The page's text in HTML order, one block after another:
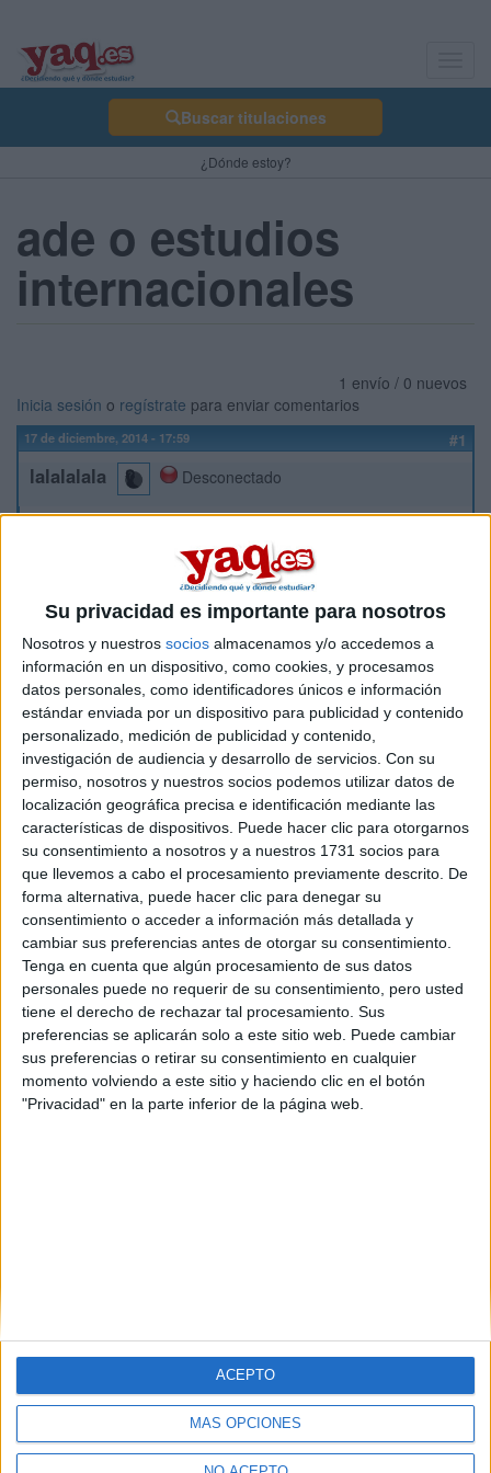
Su privacidad es importante para nosotros
Nosotros y nuestros socios almacenamos y/o accedemos a
información en un dispositivo, como cookies, y procesamos
datos personales, como identificadores únicos e información
estándar enviada por un dispositivo para publicidad y contenido
personalizado, medición de publicidad y contenido,
investigación de audiencia y desarrollo de servicios. Con su
permiso, nosotros y nuestros socios podemos utilizar datos de
localización geográfica precisa e identificación mediante las
características de dispositivos. Puede hacer clic para otorgarnos
su consentimiento a nosotros y a nuestros 1731 socios para
que llevemos a cabo el procesamiento previamente descrito. De
forma alternativa, puede hacer clic para denegar su
consentimiento o acceder a información más detallada y
cambiar sus preferencias antes de otorgar su consentimiento.
Tenga en cuenta que algún procesamiento de sus datos
personales puede no requerir de su consentimiento, pero usted
tiene el derecho de rechazar tal procesamiento. Sus
preferencias se aplicarán solo a este sitio web. Puede cambiar
sus preferencias o retirar su consentimiento en cualquier
momento volviendo a este sitio y haciendo clic en el botón
"Privacidad" en la parte inferior de la página web.
MÁS OPCIONES
ACEPTO
Buscar titulaciones
¿Dónde estoy?
ade o estudios
internacionales
1 envío / 0 nuevos
Inicia sesión o regístrate para enviar comentarios
17 de diciembre, 2014 - 17:59 #1
lalalalala
Desconectado
Olaa a todoss este año voy a acabar bachiller y tengo dudas
sobre qe carreras elegir.estoy entre ade y estudios
internacionales. Tambien me guataria saber donde es mejor
estudia estas carrerass graciassss
Etiquetas:
Vuestras sugerencias
ADE - Administración y Dirección de Empresas
Quiénes somos|Contactar|Anúnciate